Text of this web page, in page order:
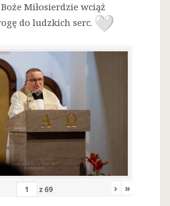
Miłosierdzie wciąż
do ludzkich serc.
z69 › »